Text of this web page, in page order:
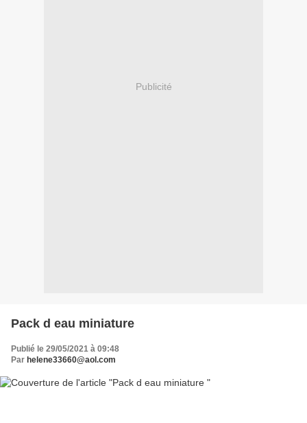
Publicité
Pack d eau miniature
Publié le 29/05/2021 à 09:48
Par helene33660@aol.com